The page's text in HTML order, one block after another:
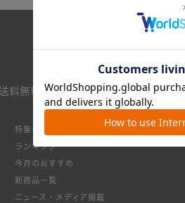
料無料
特集一覧
ランキング
今月のおすすめ
新商品一覧
ニュース・メディア掲載